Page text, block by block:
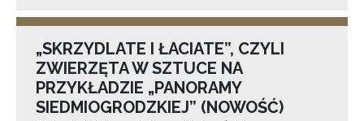
„SKRZYDLATE I ŁACIATE”, CZYLI
ZWIERZĘTA W SZTUCE NA
PRZYKŁADZIE „PANORAMY
SIEDMIOGRODZKIEJ” (NOWOŚĆ)